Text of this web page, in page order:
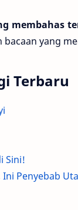
membahas
yang
Terbaru
Sini!
Ini Penyebab